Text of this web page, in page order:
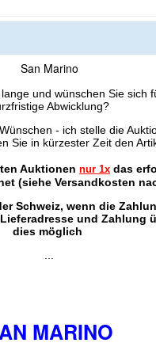
San Marino
und wünschen Sie sich
Abwicklung?
- ich stelle die
Sie in kürzester Zeit den
Auktionen nur 1x das
(siehe Versandkosten
Schweiz, wenn die
und Zahlung
dies möglich
MARINO